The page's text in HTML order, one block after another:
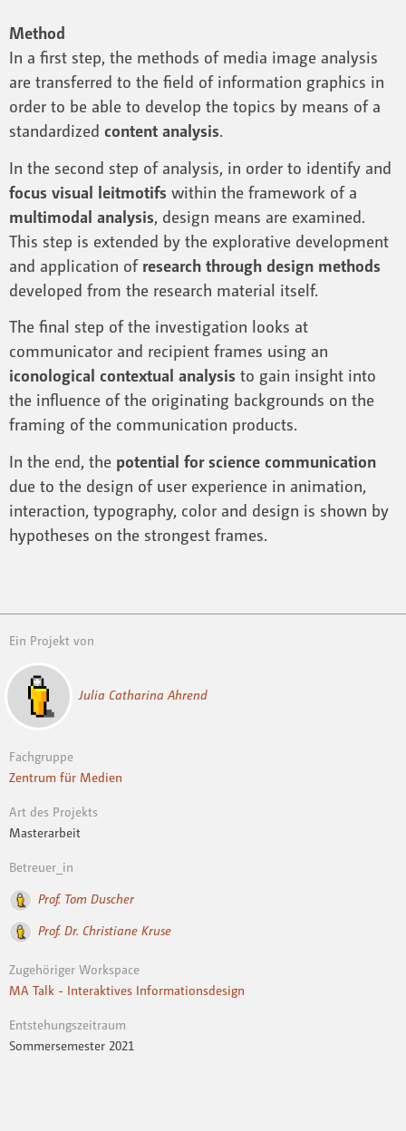
Method
In a first step, the methods of media image analysis
are transferred to the field of information graphics in
order to be able to develop the topics by means of a
standardized content analysis.
In the second step of analysis, in order to identify and
focus visual leitmotifs within the framework of a
multimodal analysis, design means are examined.
This step is extended by the explorative development
and application of research through design methods
developed from the research material itself.
The final step of the investigation looks at
communicator and recipient frames using an
iconological contextual analysis to gain insight into
the influence of the originating backgrounds on the
framing of the communication products.
In the end, the potential for science communication
due to the design of user experience in animation,
interaction, typography, color and design is shown by
hypotheses on the strongest frames.
Ein Projekt von
Julia Catharina Ahrend
Fachgruppe
Zentrum für Medien
Art des Projekts
Masterarbeit
Betreuer_in
Prof. Tom Duscher
Prof. Dr. Christiane Kruse
Zugehöriger Workspace
MA Talk - Interaktives Informationsdesign
Entstehungszeitraum
Sommersemester 2021